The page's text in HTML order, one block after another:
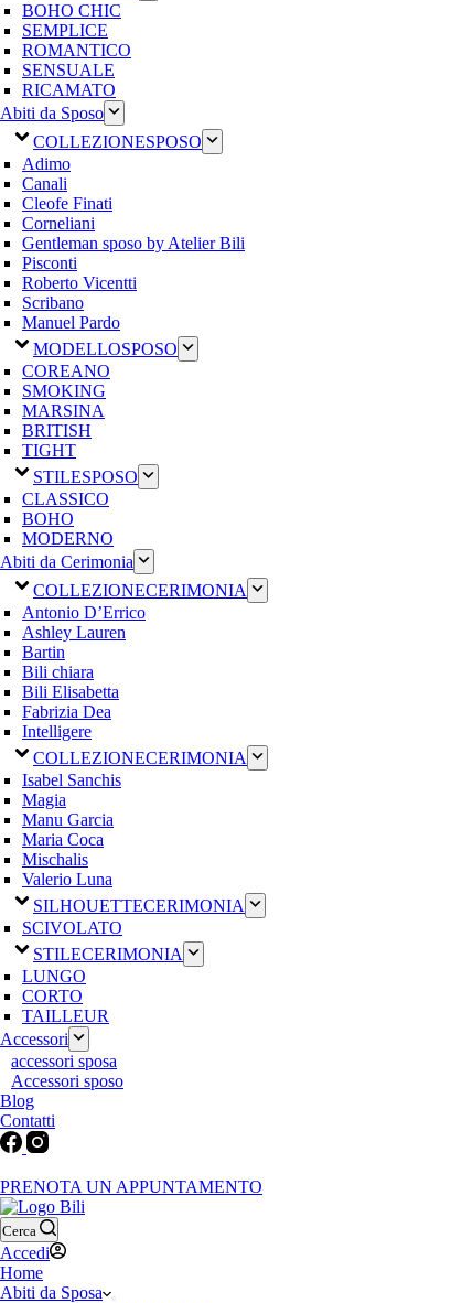
BOHO CHIC
SEMPLICE
ROMANTICO
SENSUALE
RICAMATO
Abiti da Sposo
COLLEZIONESPOSO
Adimo
Canali
Cleofe Finati
Corneliani
Gentleman sposo by Atelier Bili
Pisconti
Roberto Vicentti
Scribano
Manuel Pardo
MODELLOSPOSO
COREANO
SMOKING
MARSINA
BRITISH
TIGHT
STILESPOSO
CLASSICO
BOHO
MODERNO
Abiti da Cerimonia
COLLEZIONECERIMONIA
Antonio D’Errico
Ashley Lauren
Bartin
Bili chiara
Bili Elisabetta
Fabrizia Dea
Intelligere
COLLEZIONECERIMONIA
Isabel Sanchis
Magia
Manu Garcia
Maria Coca
Mischalis
Valerio Luna
SILHOUETTECERIMONIA
SCIVOLATO
STILECERIMONIA
LUNGO
CORTO
TAILLEUR
Accessori
accessori sposa
Accessori sposo
Blog
Contatti
PRENOTA UN APPUNTAMENTO
Cerca
Accedi
Home
Abiti da Sposa